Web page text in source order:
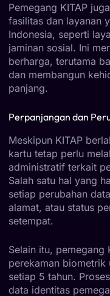
Pemegang KITAP
fasilitas dan layanan
Indonesia, seperti
jaminan sosial. Ini
berharga, terutama
dan membangun
panjang.
Perpanjangan dan
Meskipun KITAP
kartu tetap perlu
administratif terkait
Salah satu hal yang
setiap perubahan
alamat, atau status
setempat.
Selain itu, pemegang
perekaman biometrik
setiap 5 tahun.
data identitas